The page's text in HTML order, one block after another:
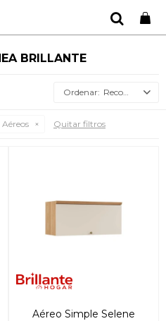
BRILLANTE
Recomendados
Aéreos Quitar filtros
Aéreo Simple Selene